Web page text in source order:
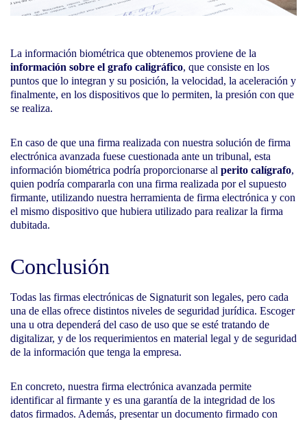
La información biométrica que obtenemos proviene de la
información sobre el grafo caligráfico, que consiste en los
puntos que lo integran y su posición, la velocidad, la aceleración y
finalmente, en los dispositivos que lo permiten, la presión con que
se realiza.
En caso de que una firma realizada con nuestra solución de firma
electrónica avanzada fuese cuestionada ante un tribunal, esta
información biométrica podría proporcionarse al perito calígrafo,
quien podría compararla con una firma realizada por el supuesto
firmante, utilizando nuestra herramienta de firma electrónica y con
el mismo dispositivo que hubiera utilizado para realizar la firma
dubitada.
Conclusión
Todas las firmas electrónicas de Signaturit son legales, pero cada
una de ellas ofrece distintos niveles de seguridad jurídica. Escoger
una u otra dependerá del caso de uso que se esté tratando de
digitalizar, y de los requerimientos en material legal y de seguridad
de la información que tenga la empresa.
En concreto, nuestra firma electrónica avanzada permite
identificar al firmante y es una garantía de la integridad de los
datos firmados. Además, presentar un documento firmado con